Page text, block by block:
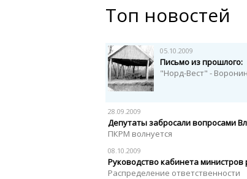
Топ новостей
05.10.2009
Письмо из прошлого:
"Норд-Вест" -
28.09.2009
Депутаты забросали вопросами
ПКРМ волнуется
08.10.2009
Руководство кабинета
Распределение ответственности